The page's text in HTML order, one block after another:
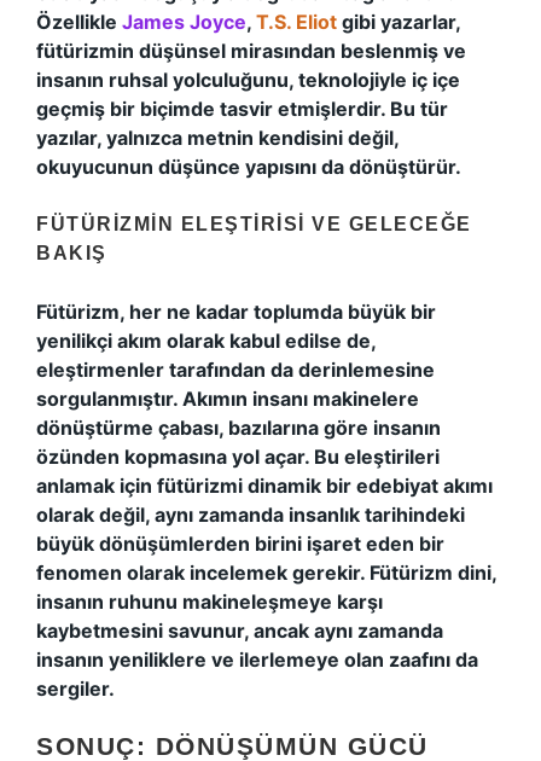
Özellikle James Joyce, T.S. Eliot gibi yazarlar,
fütürizmin düşünsel mirasından beslenmiş ve
insanın ruhsal yolculuğunu, teknolojiyle iç içe
geçmiş bir biçimde tasvir etmişlerdir. Bu tür
yazılar, yalnızca metnin kendisini değil,
okuyucunun düşünce yapısını da dönüştürür.
FÜTÜRIZMIN ELEŞTIRISI VE GELECEĞE
BAKIŞ
Fütürizm, her ne kadar toplumda büyük bir
yenilikçi akım olarak kabul edilse de,
eleştirmenler tarafından da derinlemesine
sorgulanmıştır. Akımın insanı makinelere
dönüştürme çabası, bazılarına göre insanın
özünden kopmasına yol açar. Bu eleştirileri
anlamak için fütürizmi dinamik bir edebiyat akımı
olarak değil, aynı zamanda insanlık tarihindeki
büyük dönüşümlerden birini işaret eden bir
fenomen olarak incelemek gerekir. Fütürizm dini,
insanın ruhunu makineleşmeye karşı
kaybetmesini savunur, ancak aynı zamanda
insanın yeniliklere ve ilerlemeye olan zaafını da
sergiler.
SONUÇ: DÖNÜŞÜMÜN GÜCÜ